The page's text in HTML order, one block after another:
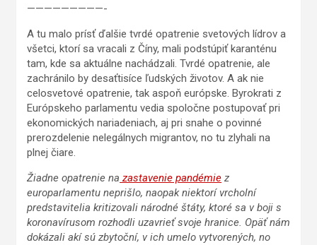
—————————-
A tu malo prísť ďalšie tvrdé opatrenie svetových lídrov a
všetci, ktorí sa vracali z Číny, mali podstúpiť karanténu
tam, kde sa aktuálne nachádzali. Tvrdé opatrenie, ale
zachránilo by desaťtisíce ľudských životov. A ak nie
celosvetové opatrenie, tak aspoň európske. Byrokrati z
Európskeho parlamentu vedia spoločne postupovať pri
ekonomických nariadeniach, aj pri snahe o povinné
prerozdelenie nelegálnych migrantov, no tu zlyhali na
plnej čiare.
Žiadne opatrenie na zastavenie pandémie z
europarlamentu neprišlo, naopak niektorí vrcholní
predstavitelia kritizovali národné štáty, ktoré sa v boji s
koronavírusom rozhodli uzavrieť svoje hranice. Opäť nám
dokázali akí sú zbytoční, v ich umelo vytvorených, no